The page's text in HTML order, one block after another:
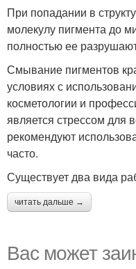
При попадании в
молекулу пигмента до
полностью ее
Смывание пигментов
условиях с
косметологии и
является стрессом для
рекомендуют
часто.
Существует два вида
читать дальше →
Вас может